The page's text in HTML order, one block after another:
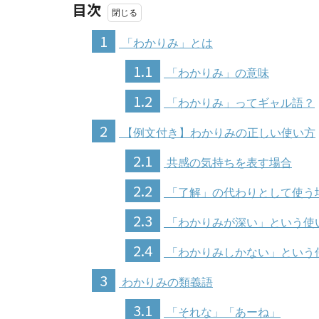
目次
1
「わかりみ」とは
1.1 「わかりみ」の意味
1.2 「わかりみ」ってギャル語？
2 【例文付き】わかりみの正しい使い方
2.1 共感の気持ちを表す場合
2.2 「了解」の代わりとして使う
2.3 「わかりみが深い」という使
2.4 「わかりみしかない」という
3 わかりみの類義語
3.1 「それな」「あーね」